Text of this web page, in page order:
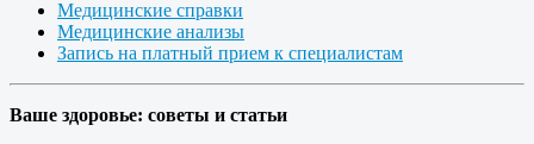
Медицинские справки
Медицинские анализы
Запись на платный прием к специалистам
Ваше здоровье: советы и статьи